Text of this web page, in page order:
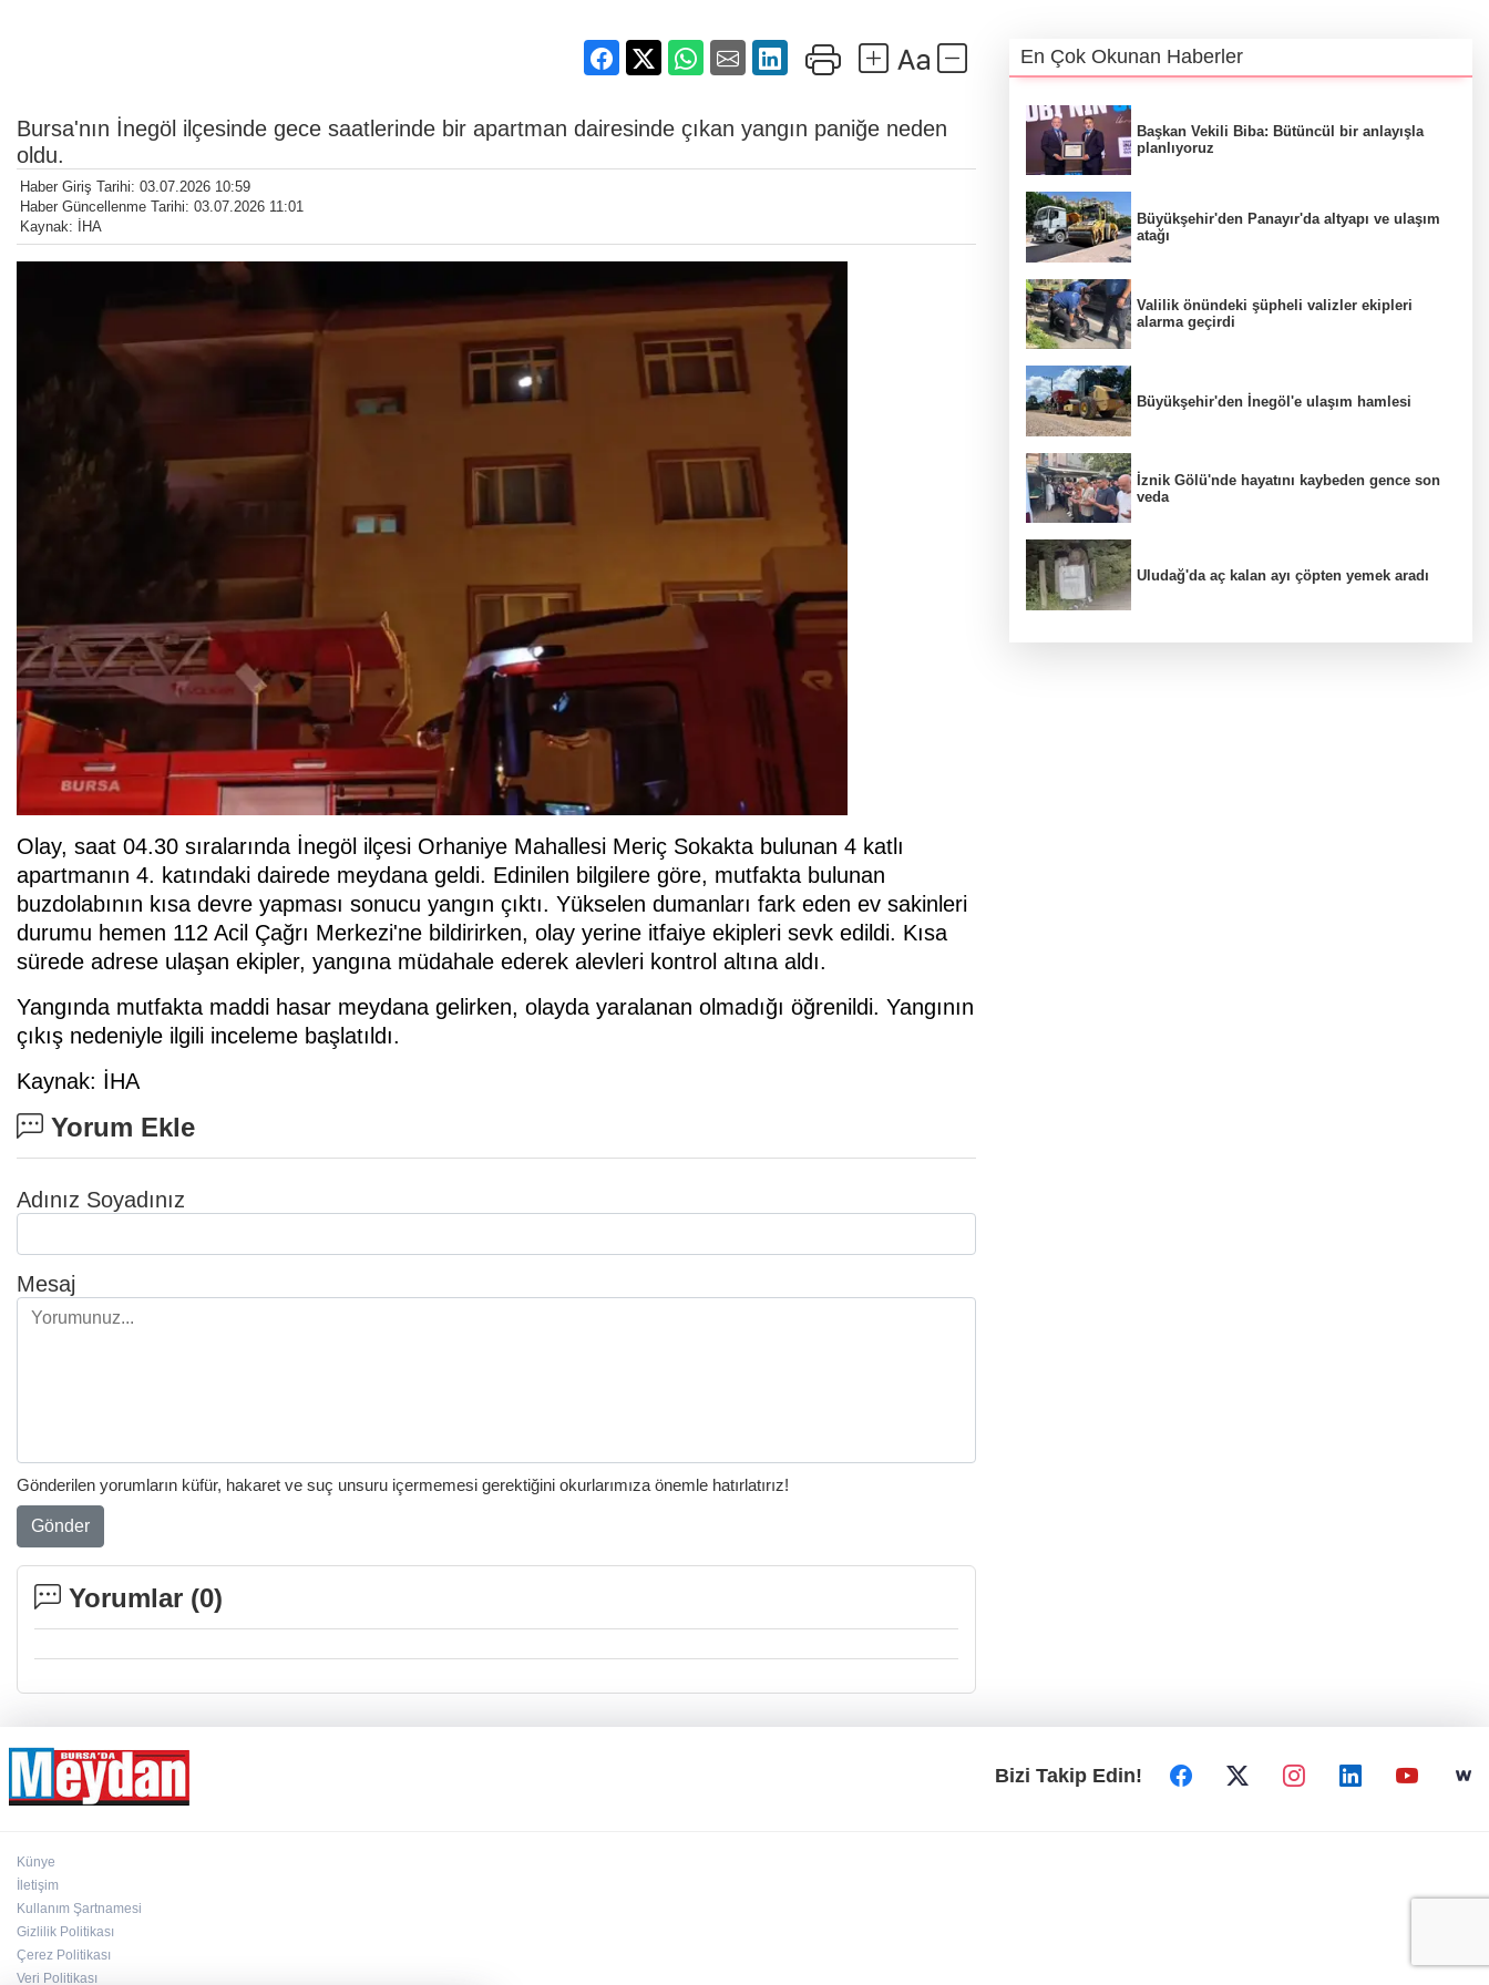
Bursa'nın İnegöl ilçesinde gece saatlerinde bir apartman dairesinde çıkan yangın paniğe neden
oldu.
Haber Giriş Tarihi: 03.07.2026 10:59
Haber Güncellenme Tarihi: 03.07.2026 11:01
Kaynak: İHA
Olay, saat 04.30 sıralarında İnegöl ilçesi Orhaniye Mahallesi Meriç Sokakta bulunan 4 katlı
apartmanın 4. katındaki dairede meydana geldi. Edinilen bilgilere göre, mutfakta bulunan
buzdolabının kısa devre yapması sonucu yangın çıktı. Yükselen dumanları fark eden ev sakinleri
durumu hemen 112 Acil Çağrı Merkezi'ne bildirirken, olay yerine itfaiye ekipleri sevk edildi. Kısa
sürede adrese ulaşan ekipler, yangına müdahale ederek alevleri kontrol altına aldı.
Yangında mutfakta maddi hasar meydana gelirken, olayda yaralanan olmadığı öğrenildi. Yangının
çıkış nedeniyle ilgili inceleme başlatıldı.
Kaynak: İHA
Yorum Ekle
Adınız Soyadınız
Mesaj
Gönderilen yorumların küfür, hakaret ve suç unsuru içermemesi gerektiğini okurlarımıza önemle hatırlatırız!
Gönder
Yorumlar (0)
En Çok Okunan Haberler
Başkan Vekili Biba: Bütüncül bir anlayışla
planlıyoruz
Büyükşehir'den Panayır'da altyapı ve ulaşım
atağı
Valilik önündeki şüpheli valizler ekipleri
alarma geçirdi
Büyükşehir'den İnegöl'e ulaşım hamlesi
İznik Gölü'nde hayatını kaybeden gence son
veda
Uludağ'da aç kalan ayı çöpten yemek aradı
Bizi Takip Edin!
Künye
İletişim
Kullanım Şartnamesi
Gizlilik Politikası
Çerez Politikası
Veri Politikası